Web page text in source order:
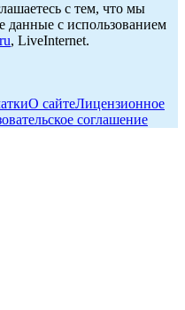
с тем, что мы
данные с использованием
, LiveInternet.
О сайтеЛицензионное
соглашение